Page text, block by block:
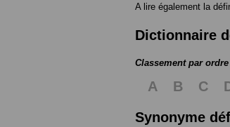
A lire également la
Dictionnaire
Classement par
A B C
Synonyme